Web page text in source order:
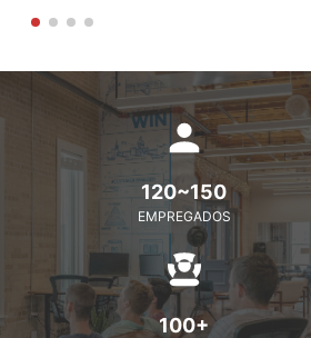
120~150
EMPREGADOS
100+